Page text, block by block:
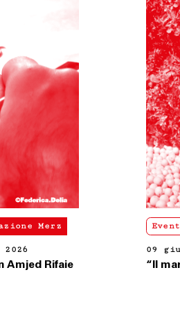
09 giugno 2026
“Il mare ricorda”